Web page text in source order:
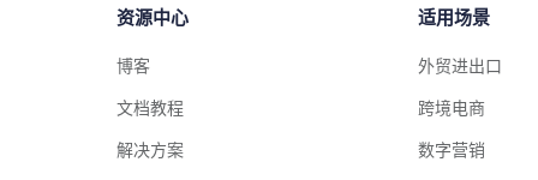
资源中心
博客
文档教程
解决方案
适用场景
外贸进出口
跨境电商
数字营销